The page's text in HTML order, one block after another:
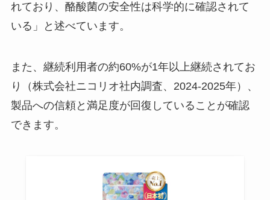
れており、酪酸菌の安全性は科学的に確認されて
いる」と述べています。
また、継続利用者の約60%が1年以上継続されてお
り（株式会社ニコリオ社内調査、2024-2025年）、
製品への信頼と満足度が回復していることが確認
できます。